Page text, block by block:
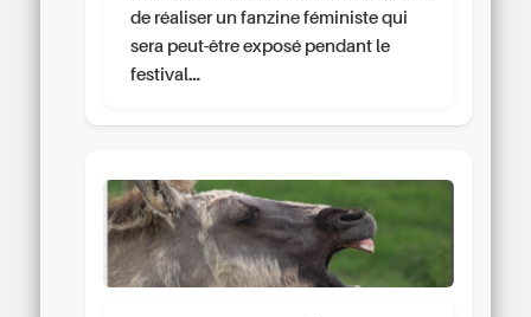
de réaliser un fanzine féministe qui
sera peut-être exposé pendant le
festival…